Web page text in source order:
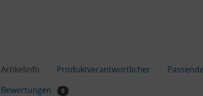
Artikelinfo Produktverantwortlicher
Bewertungen
0